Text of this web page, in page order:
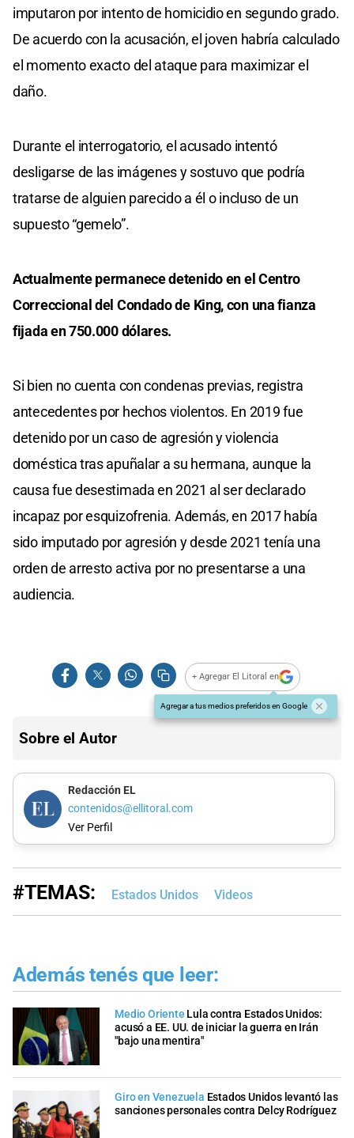
imputaron por intento de homicidio en segundo grado.
De acuerdo con la acusación, el joven habría calculado
el momento exacto del ataque para maximizar el
daño.
Durante el interrogatorio, el acusado intentó
desligarse de las imágenes y sostuvo que podría
tratarse de alguien parecido a él o incluso de un
supuesto “gemelo”.
Actualmente permanece detenido en el Centro
Correccional del Condado de King, con una fianza
fijada en 750.000 dólares.
Si bien no cuenta con condenas previas, registra
antecedentes por hechos violentos. En 2019 fue
detenido por un caso de agresión y violencia
doméstica tras apuñalar a su hermana, aunque la
causa fue desestimada en 2021 al ser declarado
incapaz por esquizofrenia. Además, en 2017 había
sido imputado por agresión y desde 2021 tenía una
orden de arresto activa por no presentarse a una
audiencia.
+ Agregar El Litoral en
Agregar a tus medios preferidos en Google
Sobre el Autor
Redacción EL
contenidos@ellitoral.com
Ver Perfil
#TEMAS: Estados Unidos Videos
Además tenés que leer:
Medio Oriente Lula contra Estados Unidos:
acusó a EE. UU. de iniciar la guerra en Irán
"bajo una mentira"
Giro en Venezuela Estados Unidos levantó las
sanciones personales contra Delcy Rodríguez